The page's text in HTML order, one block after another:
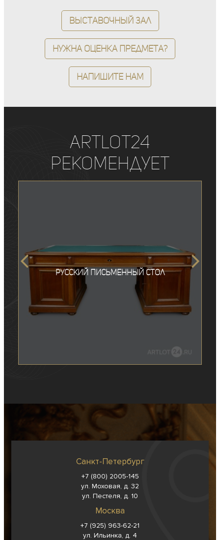
Выставочный зал
Нужна оценка предмета?
Напишите нам
ArtLot24
рекомендует
Русский письменный стол
Санкт-Петербург
+7 (800) 2005-145
ул. Моховая, д. 32
ул. Пестеля, д. 10
Москва
+7 (925) 963-62-21
ул. Ильинка, д. 4